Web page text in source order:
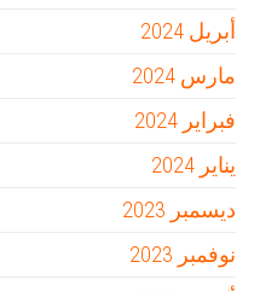
أبريل 2024
مارس 2024
فبراير 2024
يناير 2024
ديسمبر 2023
نوفمبر 2023